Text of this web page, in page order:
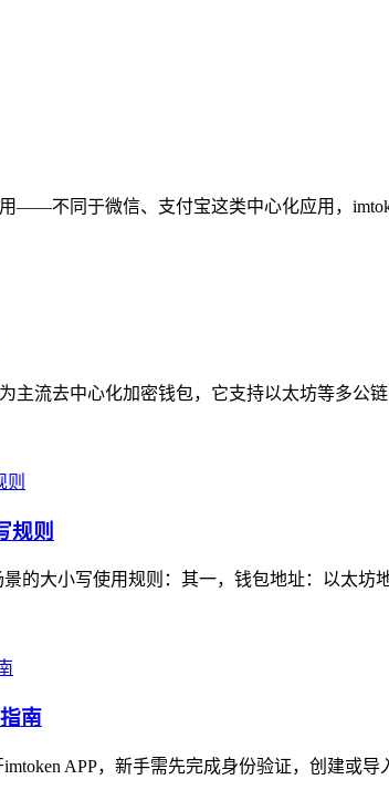
——不同于微信、支付宝这类中心化应用，
主流去中心化加密钱包，它支持以太坊等多公
规则
的大小写使用规则：其一，钱包地址：以太坊
南
APP，新手需先完成身份验证，创建或导